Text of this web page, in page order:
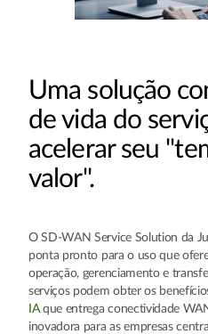
Uma solução
de vida do
acelerar seu
valor".
O SD-WAN Service Solution da
ponta pronto para o uso que
operação, gerenciamento e
serviços podem obter os
IAque entrega conectividade
inovadora para as empresas